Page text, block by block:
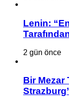
Lenin:
2 gün önce
Bir Mezar